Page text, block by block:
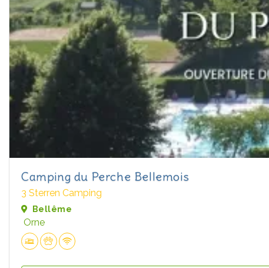
Camping du Perche Bellemois
3 Sterren Camping
Bellême
Orne